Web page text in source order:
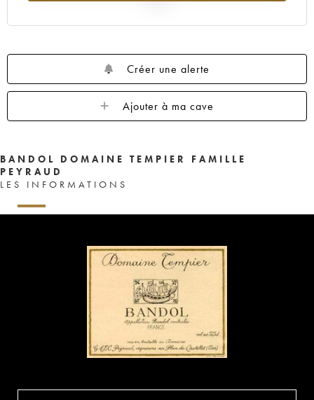
Créer une alerte
Ajouter à ma cave
BANDOL DOMAINE TEMPIER FAMILLE
PEYRAUD
LES INFORMATIONS